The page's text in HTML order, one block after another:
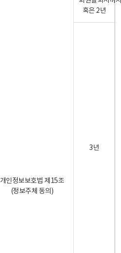
개인정보보호법 제15조
(정보주체 동의)
혹은 2년
3년